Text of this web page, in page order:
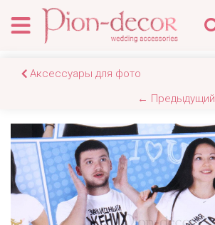
Аксессуары для фото
← Предыдущий